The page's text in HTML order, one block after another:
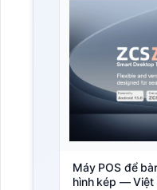
Máy POS để
hình kép — Việt